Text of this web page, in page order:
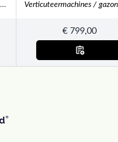
Verticuteermachines / gazonbeluchters
€ 799,00